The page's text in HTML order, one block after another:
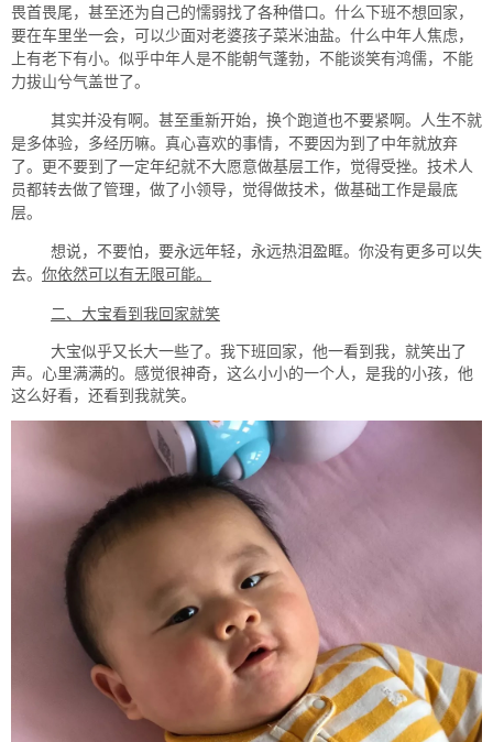
畏首畏尾，甚至还为自己的懦弱找了各种借口。什么下班不想回家，
要在车里坐一会，可以少面对老婆孩子菜米油盐。什么中年人焦虑，
上有老下有小。似乎中年人是不能朝气蓬勃，不能谈笑有鸿儒，不能
力拔山兮气盖世了。
其实并没有啊。甚至重新开始，换个跑道也不要紧啊。人生不就
是多体验，多经历嘛。真心喜欢的事情，不要因为到了中年就放弃
了。更不要到了一定年纪就不大愿意做基层工作，觉得受挫。技术人
员都转去做了管理，做了小领导，觉得做技术，做基础工作是最底
层。
想说，不要怕，要永远年轻，永远热泪盈眶。你没有更多可以失
去。 你依然可以有无限可能。
二、大宝看到我回家就笑
大宝似乎又长大一些了。我下班回家，他一看到我，就笑出了
声。心里满满的。感觉很神奇，这么小小的一个人，是我的小孩，他
这么好看，还看到我就笑。